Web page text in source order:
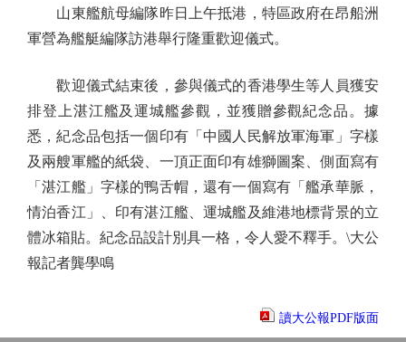
山東艦航母編隊昨日上午抵港，特區政府在昂船洲
軍營為艦艇編隊訪港舉行隆重歡迎儀式。
歡迎儀式結束後，參與儀式的香港學生等人員獲安
排登上湛江艦及運城艦參觀，並獲贈參觀紀念品。據
悉，紀念品包括一個印有「中國人民解放軍海軍」字樣
及兩艘軍艦的紙袋、一頂正面印有雄獅圖案、側面寫有
「湛江艦」字樣的鴨舌帽，還有一個寫有「艦承華脈，
情泊香江」、印有湛江艦、運城艦及維港地標背景的立
體冰箱貼。紀念品設計別具一格，令人愛不釋手。\大公
報記者龔學鳴
讀大公報PDF版面